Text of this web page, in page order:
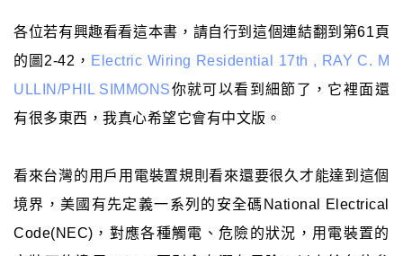
各位若有興趣看看這本書，請自行到這個連結翻到第61頁
的圖2-42， Electric Wiring Residential 17th , RAY C. M
ULLIN/PHIL SIMMONS你就可以看到細節了，它裡面還
有很多東西，我真心希望它會有中文版。
看來台灣的用戶用電裝置規則看來還要很久才能達到這個
境界，美國有先定義一系列的安全碼National Electrical
Code(NEC)，對應各種觸電、危險的狀況，用電裝置的